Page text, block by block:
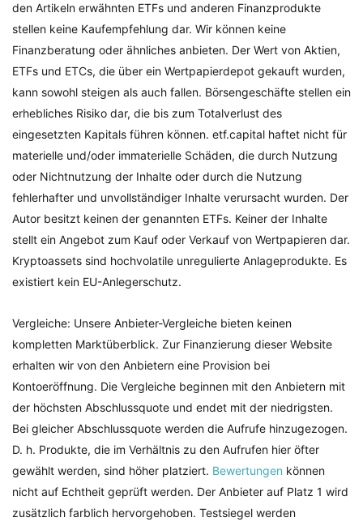
den Artikeln erwähnten ETFs und anderen Finanzprodukte
stellen keine Kaufempfehlung dar. Wir können keine
Finanzberatung oder ähnliches anbieten. Der Wert von Aktien,
ETFs und ETCs, die über ein Wertpapierdepot gekauft wurden,
kann sowohl steigen als auch fallen. Börsengeschäfte stellen ein
erhebliches Risiko dar, die bis zum Totalverlust des
eingesetzten Kapitals führen können. etf.capital haftet nicht für
materielle und/oder immaterielle Schäden, die durch Nutzung
oder Nichtnutzung der Inhalte oder durch die Nutzung
fehlerhafter und unvollständiger Inhalte verursacht wurden. Der
Autor besitzt keinen der genannten ETFs. Keiner der Inhalte
stellt ein Angebot zum Kauf oder Verkauf von Wertpapieren dar.
Kryptoassets sind hochvolatile unregulierte Anlageprodukte. Es
existiert kein EU-Anlegerschutz.
Vergleiche: Unsere Anbieter-Vergleiche bieten keinen
kompletten Marktüberblick. Zur Finanzierung dieser Website
erhalten wir von den Anbietern eine Provision bei
Kontoeröffnung. Die Vergleiche beginnen mit den Anbietern mit
der höchsten Abschlussquote und endet mit der niedrigsten.
Bei gleicher Abschlussquote werden die Aufrufe hinzugezogen.
D. h. Produkte, die im Verhältnis zu den Aufrufen hier öfter
gewählt werden, sind höher platziert. Bewertungen können
nicht auf Echtheit geprüft werden. Der Anbieter auf Platz 1 wird
zusätzlich farblich hervorgehoben. Testsiegel werden